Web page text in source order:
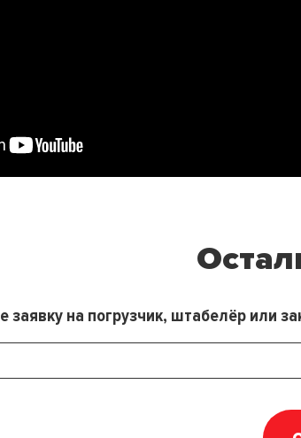
заявку на погрузчик, штабелёр или